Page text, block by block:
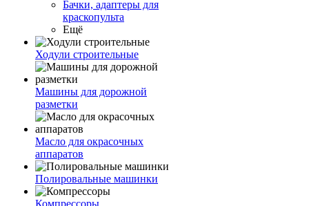
Бачки, адаптеры для
краскопульта
Ещё
Ходули строительные
Машины для дорожной
разметки
Масло для окрасочных
аппаратов
Полировальные машинки
Компрессоры